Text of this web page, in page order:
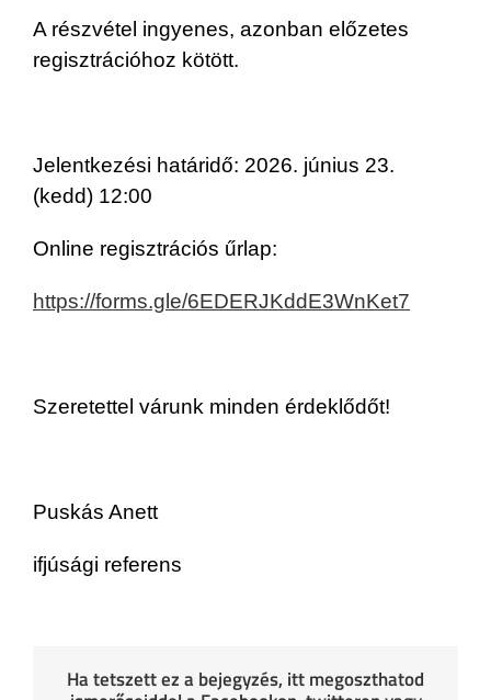
A részvétel ingyenes, azonban előzetes
regisztrációhoz kötött.
Jelentkezési határidő: 2026. június 23.
(kedd) 12:00
Online regisztrációs űrlap:
https://forms.gle/6EDERJKddE3WnKet7
Szeretettel várunk minden érdeklődőt!
Puskás Anett
ifjúsági referens
Ha tetszett ez a bejegyzés, itt megoszthatod